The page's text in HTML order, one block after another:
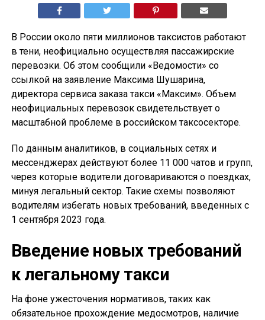
В России около пяти миллионов таксистов работают
в тени, неофициально осуществляя пассажирские
перевозки. Об этом сообщили «Ведомости» со
ссылкой на заявление Максима Шушарина,
директора сервиса заказа такси «Максим». Объем
неофициальных перевозок свидетельствует о
масштабной проблеме в российском таксосекторе.
По данным аналитиков, в социальных сетях и
мессенджерах действуют более 11 000 чатов и групп,
через которые водители договариваются о поездках,
минуя легальный сектор. Такие схемы позволяют
водителям избегать новых требований, введенных с
1 сентября 2023 года.
Введение новых требований
к легальному такси
На фоне ужесточения нормативов, таких как
обязательное прохождение медосмотров, наличие